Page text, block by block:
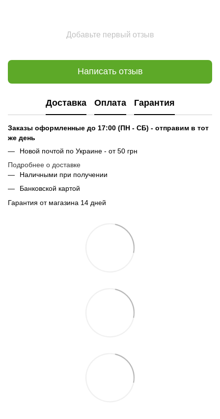
Добавьте первый отзыв
Написать отзыв
Доставка Оплата Гарантия
Заказы оформленные до 17:00 (ПН - СБ) - отправим в тот
же день
Новой почтой по Украине - от 50 грн
Подробнее о доставке
Наличными при получении
Банковской картой
Гарантия от магазина 14 дней